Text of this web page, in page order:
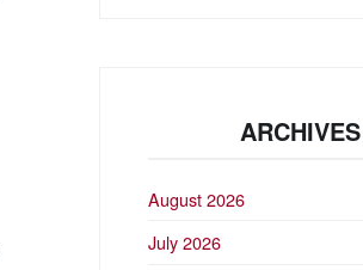
ARCHIVES
August 2026
July 2026